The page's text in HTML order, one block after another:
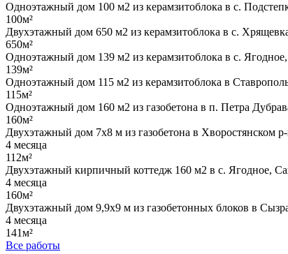
Одноэтажный дом 100 м2 из керамзитоблока в с.
100м²
Двухэтажный дом 650 м2 из керамзитоблока в с.
650м²
Одноэтажный дом 139 м2 из керамзитоблока в с.
139м²
Одноэтажный дом 115 м2 из керамзитоблока в
115м²
Одноэтажный дом 160 м2 из газобетона в п. Петра
160м²
Двухэтажный дом 7х8 м из газобетона в Хворостянском
4 месяца
112м²
Двухэтажный кирпичный коттедж 160 м2 в с. Ягодное,
4 месяца
160м²
Двухэтажный дом 9,9х9 м из газобетонных блоков в
4 месяца
141м²
Все работы